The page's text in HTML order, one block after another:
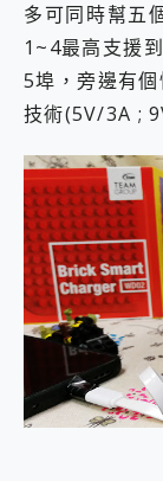
多可同時幫五
1~4最高支援
5埠，旁邊有
技術(5V/3A ;